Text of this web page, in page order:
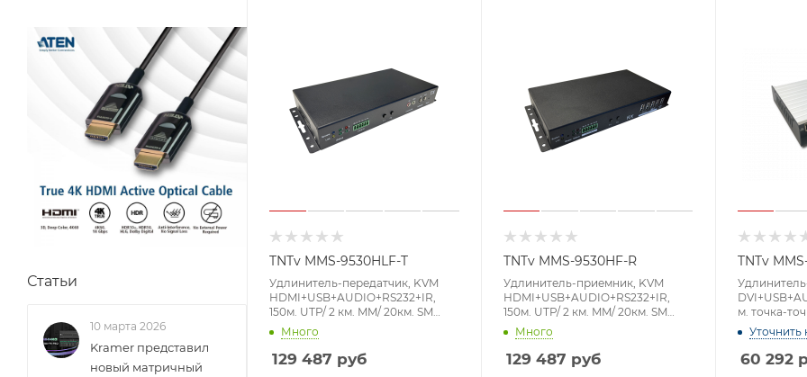
TNTv MMS-9530HLF-T
Удлинитель-передатчик, KVM
HDMI+USB+AUDIO+RS232+IR,
150м. UTP/ 2 км. MM/ 20км. SM
точка-точка/неогранич. в
пределах LAN, 2xОптич.волокна
SFP(LC);UTP Cat5+/6 RJ45;GbE
(TCP/IP;IGMP),
Много
129 487 руб
TNTv MMS-9530HF-R
Удлинитель-приемник, KVM
HDMI+USB+AUDIO+RS232+IR,
150м. UTP/ 2 км. MM/ 20км. SM
точка-точка/неогранич. в
пределах LAN, 2xОптич.волокна
SFP(LC);UTP Cat5+/6 RJ45;GbE
(TCP/IP;IGMP),
Много
129 487 руб
TNTv
м. точка-
пределах
(TCP/IP),
60Hz/1080p
Уточнить
60 292
Статьи
10 марта 2026
Kramer представил
новый матричный